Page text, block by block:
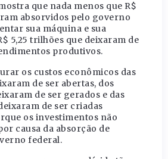
que nada menos que R$
absorvidos pelo governo
sua máquina e sua
5,25 trilhões que deixaram de
produtivos.
os custos econômicos das
de ser abertas, dos
de ser gerados e das
de ser criadas
os investimentos não
causa da absorção de
federal.